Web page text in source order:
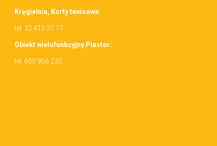
Kręgiel­nia, Korty tenisowe:
tel. 32 415 37 17
Obiekt wielo­funkcyjny Piastor:
tel. 600 956 233